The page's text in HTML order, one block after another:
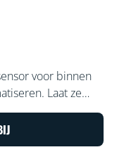
voor binnen
Laat ze
uitschakelen als
een batterij bevat,
wat jouw gewenste